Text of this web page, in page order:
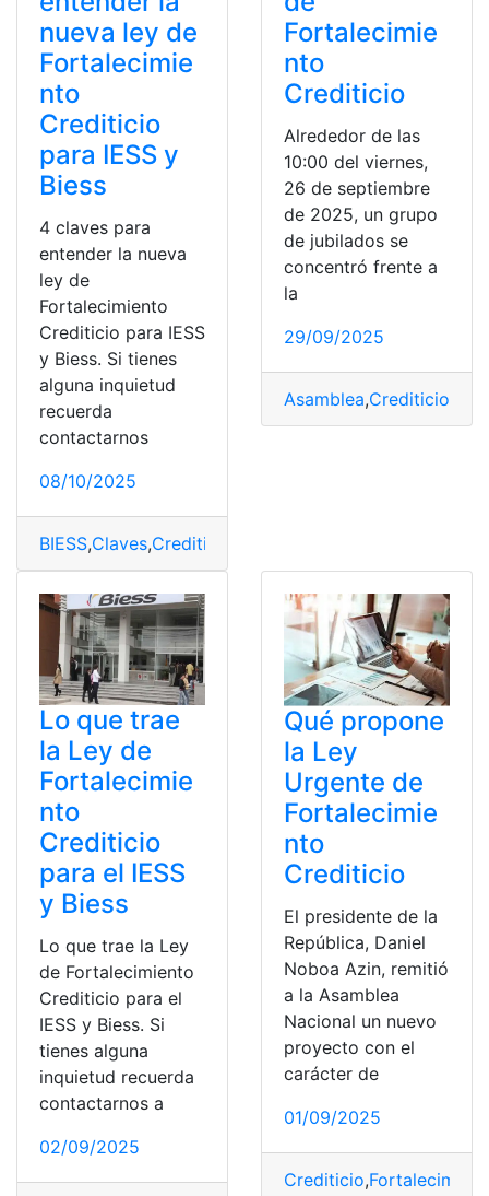
nueva ley de
Fortalecimie
nto
Crediticio
para IESS y
Biess
4 claves para
entender la nueva
ley de
Fortalecimiento
Crediticio para IESS
y Biess. Si tienes
alguna inquietud
recuerda
contactarnos
08/10/2025
BIESS,Claves,Crediticio
Fortalecimie
nto
Crediticio
Alrededor de las
10:00 del viernes,
26 de septiembre
de 2025, un grupo
de jubilados se
concentró frente a
la
29/09/2025
Asamblea,Crediticio
Lo que trae
la Ley de
Fortalecimie
nto
Crediticio
para el IESS
y Biess
Lo que trae la Ley
de Fortalecimiento
Crediticio para el
IESS y Biess. Si
tienes alguna
inquietud recuerda
contactarnos a
02/09/2025
Qué propone
la Ley
Urgente de
Fortalecimie
nto
Crediticio
El presidente de la
República, Daniel
Noboa Azin, remitió
a la Asamblea
Nacional un nuevo
proyecto con el
carácter de
01/09/2025
Crediticio,